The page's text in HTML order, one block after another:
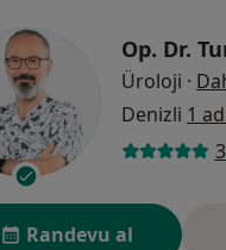
Op. Dr.
Üroloji ·
Denizli 1
Randevu al